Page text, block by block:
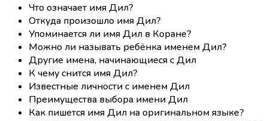
Что означает имя Дил?
Откуда произошло имя Дил?
Упоминается ли имя Дил в Коране?
Можно ли называть ребёнка именем Дил?
Другие имена, начинающиеся с Дил
К чему снится имя Дил?
Известные личности с именем Дил
Преимущества выбора имени Дил
Как пишется имя Дил на оригинальном языке?